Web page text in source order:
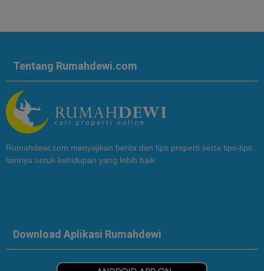
Tentang Rumahdewi.com
Rumahdewi.com menyajikan berita dan tips properti serta tips-tips
lainnya untuk kehidupan yang lebih baik
Download Aplikasi Rumahdewi